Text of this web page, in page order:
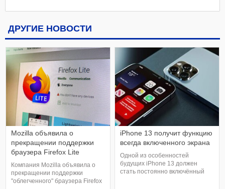
ДРУГИЕ НОВОСТИ
Mozilla объявила о
прекращении поддержки
браузера Firefox Lite
Компания Mozilla объявила о
прекращении поддержки
"облегченного" браузера Firefox
iPhone 13 получит функцию
всегда включенного экрана
Одной из особенностей
будущих iPhone 13 должен
стать постоянно включённый